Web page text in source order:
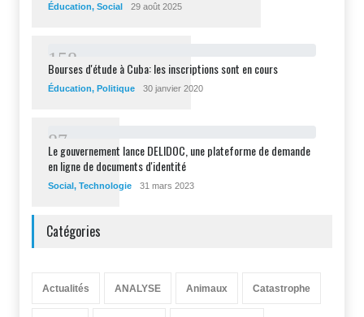
Éducation, Social 29 août 2025
1 58
Bourses d'étude à Cuba: les inscriptions sont en cours
Éducation, Politique 30 janvier 2020
87
Le gouvernement lance DELIDOC, une plateforme de demande
en ligne de documents d'identité
Social, Technologie 31 mars 2023
Catégories
Actualités ANALYSE Animaux Catastrophe